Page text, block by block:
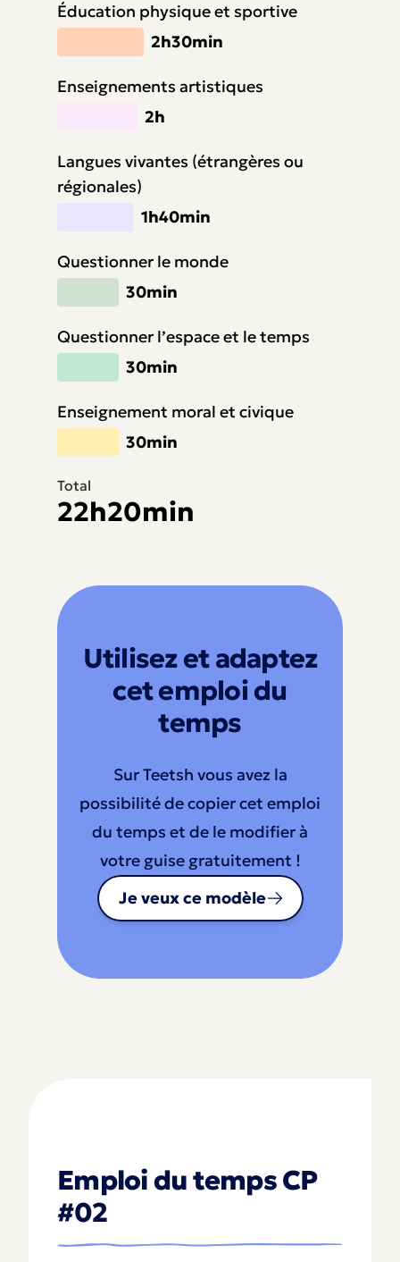
Éducation physique et sportive
2h30min
Enseignements artistiques
2h
Langues vivantes (étrangères ou
régionales)
1h40min
Questionner le monde
30min
Questionner l’espace et le temps
30min
Enseignement moral et civique
30min
Total
22h20min
Utilisez et adaptez
cet emploi du
temps
Sur Teetsh vous avez la
possibilité de copier cet emploi
du temps et de le modifier à
votre guise gratuitement !
Je veux ce modèle
Emploi du temps CP
#02